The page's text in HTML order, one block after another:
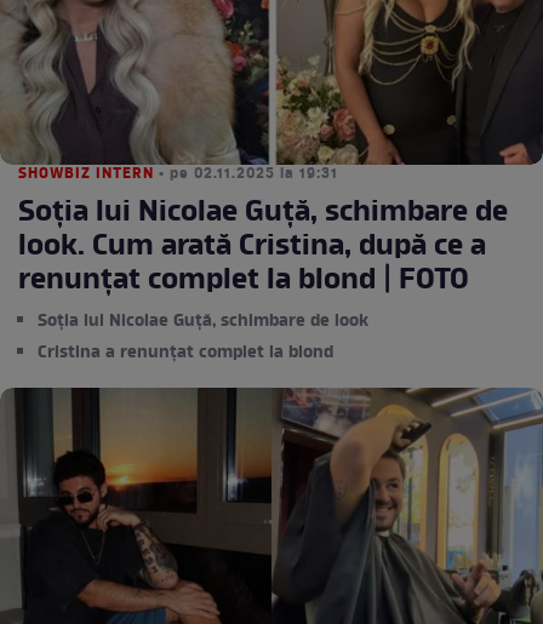
SHOWBIZ INTERN • pe 02.11.2025 la 19:31
Soția lui Nicolae Guță, schimbare de
look. Cum arată Cristina, după ce a
renunțat complet la blond | FOTO
Soția lui Nicolae Guță, schimbare de look
Cristina a renunțat complet la blond